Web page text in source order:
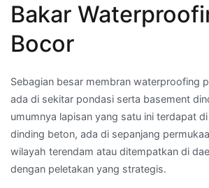
Bakar
Bocor
Sebagian besar membran waterproofing
ada di sekitar pondasi serta basement
umumnya lapisan yang satu ini terdapat
dinding beton, ada di sepanjang
wilayah terendam atau ditempatkan di
dengan peletakan yang strategis.